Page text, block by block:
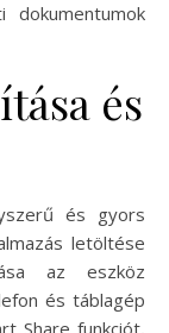
dokumentumok
és
és gyors
letöltése
az eszköz
és táblagép
Share funkciót,